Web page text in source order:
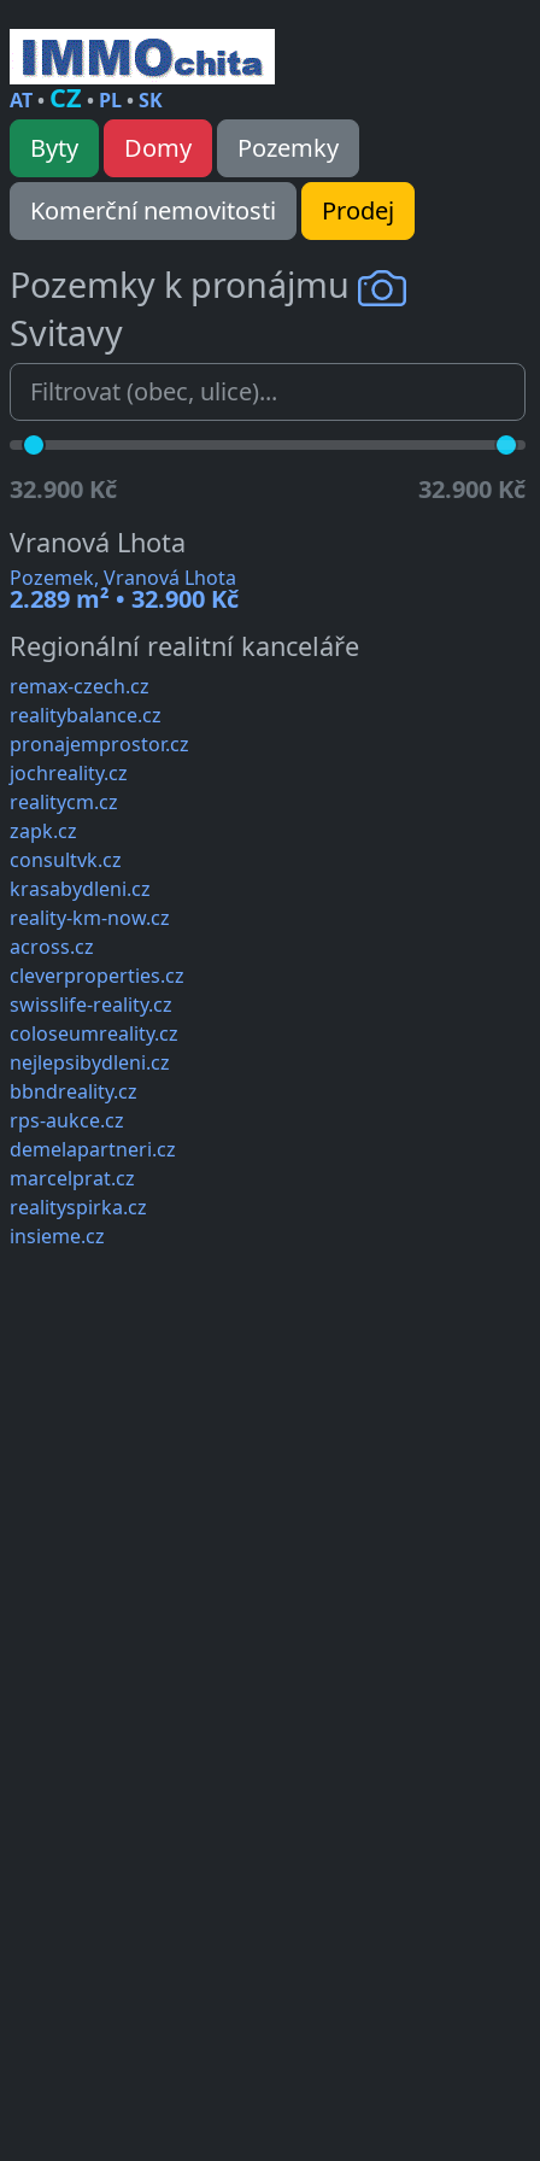
AT• CZ • PL•SK
Byty Domy
Pozemky
Komerční nemovitosti
Prodej
Pozemky k pronájmu
Svitavy
32.900 Kč 32.900 Kč
Vranová Lhota
Pozemek, Vranová Lhota
2.289 m² • 32.900 Kč
Regionální realitní kanceláře
remax-czech.cz
realitybalance.cz
pronajemprostor.cz
jochreality.cz
realitycm.cz
zapk.cz
consultvk.cz
krasabydleni.cz
reality-km-now.cz
across.cz
cleverproperties.cz
swisslife-reality.cz
coloseumreality.cz
nejlepsibydleni.cz
bbndreality.cz
rps-aukce.cz
demelapartneri.cz
marcelprat.cz
realityspirka.cz
insieme.cz